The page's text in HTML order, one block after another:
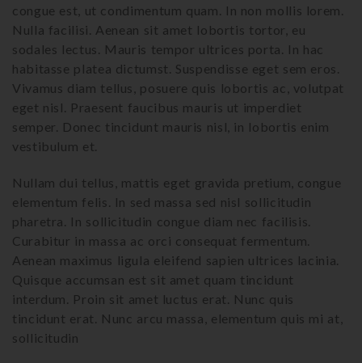
congue est, ut condimentum quam. In non mollis lorem.
Nulla facilisi. Aenean sit amet lobortis tortor, eu
sodales lectus. Mauris tempor ultrices porta. In hac
habitasse platea dictumst. Suspendisse eget sem eros.
Vivamus diam tellus, posuere quis lobortis ac, volutpat
eget nisl. Praesent faucibus mauris ut imperdiet
semper. Donec tincidunt mauris nisl, in lobortis enim
vestibulum et.
Nullam dui tellus, mattis eget gravida pretium, congue
elementum felis. In sed massa sed nisl sollicitudin
pharetra. In sollicitudin congue diam nec facilisis.
Curabitur in massa ac orci consequat fermentum.
Aenean maximus ligula eleifend sapien ultrices lacinia.
Quisque accumsan est sit amet quam tincidunt
interdum. Proin sit amet luctus erat. Nunc quis
tincidunt erat. Nunc arcu massa, elementum quis mi at,
sollicitudin